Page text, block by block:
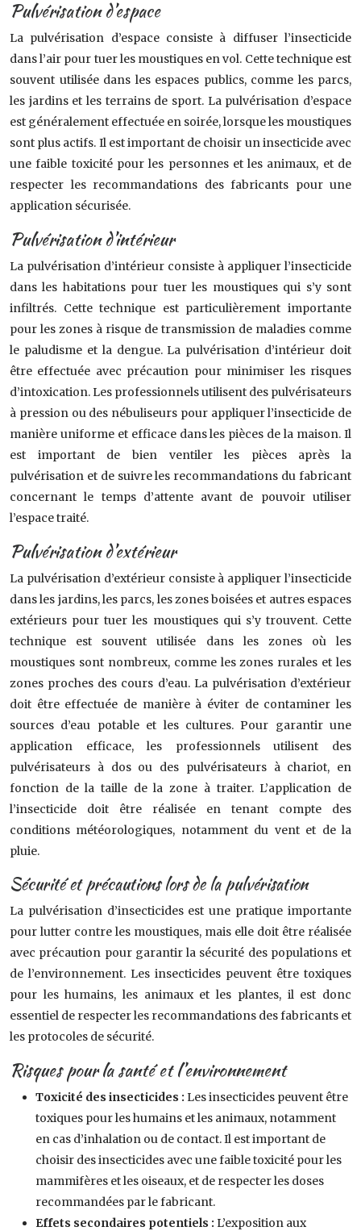
Pulvérisation d’espace
La pulvérisation d’espace consiste à diffuser l’insecticide
dans l’air pour tuer les moustiques en vol. Cette technique est
souvent utilisée dans les espaces publics, comme les parcs,
les jardins et les terrains de sport. La pulvérisation d’espace
est généralement effectuée en soirée, lorsque les moustiques
sont plus actifs. Il est important de choisir un insecticide avec
une faible toxicité pour les personnes et les animaux, et de
respecter les recommandations des fabricants pour une
application sécurisée.
Pulvérisation d’intérieur
La pulvérisation d’intérieur consiste à appliquer l’insecticide
dans les habitations pour tuer les moustiques qui s’y sont
infiltrés. Cette technique est particulièrement importante
pour les zones à risque de transmission de maladies comme
le paludisme et la dengue. La pulvérisation d’intérieur doit
être effectuée avec précaution pour minimiser les risques
d’intoxication. Les professionnels utilisent des pulvérisateurs
à pression ou des nébuliseurs pour appliquer l’insecticide de
manière uniforme et efficace dans les pièces de la maison. Il
est important de bien ventiler les pièces après la
pulvérisation et de suivre les recommandations du fabricant
concernant le temps d’attente avant de pouvoir utiliser
l’espace traité.
Pulvérisation d’extérieur
La pulvérisation d’extérieur consiste à appliquer l’insecticide
dans les jardins, les parcs, les zones boisées et autres espaces
extérieurs pour tuer les moustiques qui s’y trouvent. Cette
technique est souvent utilisée dans les zones où les
moustiques sont nombreux, comme les zones rurales et les
zones proches des cours d’eau. La pulvérisation d’extérieur
doit être effectuée de manière à éviter de contaminer les
sources d’eau potable et les cultures. Pour garantir une
application efficace, les professionnels utilisent des
pulvérisateurs à dos ou des pulvérisateurs à chariot, en
fonction de la taille de la zone à traiter. L’application de
l’insecticide doit être réalisée en tenant compte des
conditions météorologiques, notamment du vent et de la
pluie.
Sécurité et précautions lors de la pulvérisation
La pulvérisation d’insecticides est une pratique importante
pour lutter contre les moustiques, mais elle doit être réalisée
avec précaution pour garantir la sécurité des populations et
de l’environnement. Les insecticides peuvent être toxiques
pour les humains, les animaux et les plantes, il est donc
essentiel de respecter les recommandations des fabricants et
les protocoles de sécurité.
Risques pour la santé et l’environnement
Toxicité des insecticides : Les insecticides peuvent être
toxiques pour les humains et les animaux, notamment
en cas d’inhalation ou de contact. Il est important de
choisir des insecticides avec une faible toxicité pour les
mammifères et les oiseaux, et de respecter les doses
recommandées par le fabricant.
Effets secondaires potentiels : L’exposition aux